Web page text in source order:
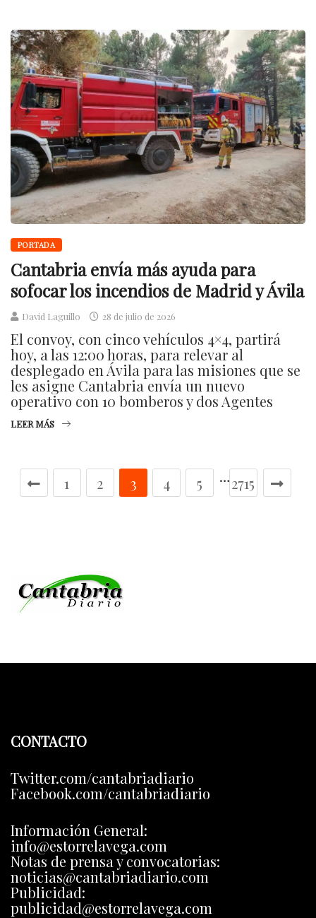
PORTADA
Cantabria envía más ayuda para
sofocar los incendios de Madrid y Ávila
David Laguillo 28 de julio de 2026
El convoy, con cinco vehículos 4×4, partirá
hoy, a las 12:00 horas, para relevar al
desplegado en Ávila para las misiones que se
les asigne Cantabria envía un nuevo
operativo con 10 bomberos y dos Agentes
LEER MÁS
1 2 3 4 5 …2715
CONTACTO
Twitter.com/cantabriadiario
Facebook.com/cantabriadiario
Información General:
info@estorrelavega.com
Notas de prensa y convocatorias:
noticias@cantabriadiario.com
Publicidad:
publicidad@estorrelavega.com